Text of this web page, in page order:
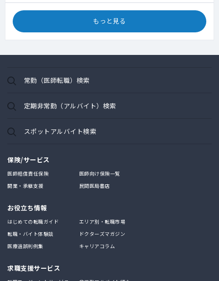
もっと見る
常勤（医師転職）検索
定期非常勤（アルバイト）検索
スポットアルバイト検索
保険/サービス
医師賠償責任保険
医師向け保険一覧
開業・承継支援
民間医局書店
お役立ち情報
はじめての転職ガイド
エリア別・転職市場
転職・バイト体験談
ドクターズマガジン
医療過誤判例集
キャリアコラム
求職支援サービス